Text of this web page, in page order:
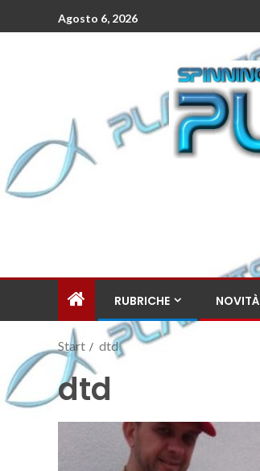
Agosto 6, 2026
RUBRICHE NOVITÀ
Start dtd
dtd